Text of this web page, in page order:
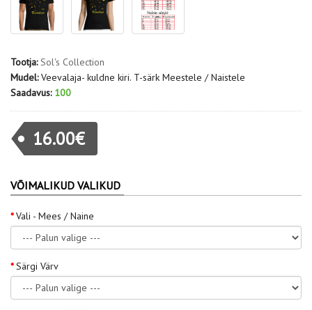
Tootja: Sol's Collection
Mudel: Veevalaja- kuldne kiri. T-särk Meestele / Naistele
Saadavus: 100
16.00€
VÕIMALIKUD VALIKUD
Vali - Mees / Naine
Särgi Värv